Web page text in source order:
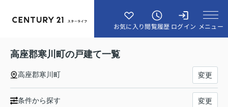
お気に入り閲覧履歴 ログイン メニュー
高座郡寒川町の戸建て一覧
高座郡寒川町 変更
条件から探す 変更